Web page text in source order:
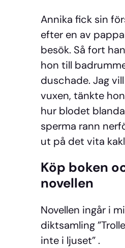
Annika fick sin
efter en av
besök. Så fort
hon till
duschade. Jag
vuxen, tänkte
hur blodet
sperma rann
ut på det vita
Köp boken
novellen
Novellen ingår i
diktsamling
inte i ljuset” .